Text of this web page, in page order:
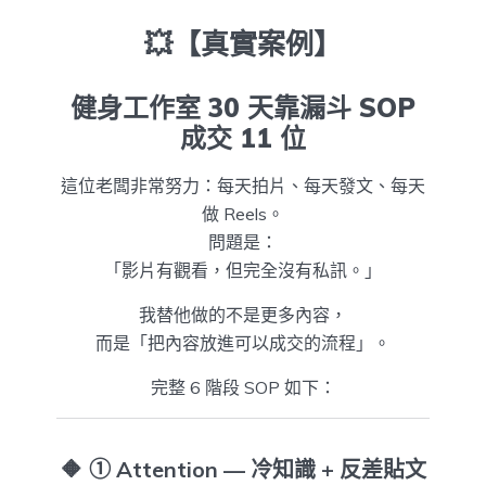
💥【真實案例】
健身工作室 30 天靠漏斗 SOP
成交 11 位
這位老闆非常努力：每天拍片、每天發文、每天
做 Reels。
問題是：
「影片有觀看，但完全沒有私訊。」
我替他做的不是更多內容，
而是「把內容放進可以成交的流程」。
完整 6 階段 SOP 如下：
🔶 ① Attention — 冷知識 + 反差貼文